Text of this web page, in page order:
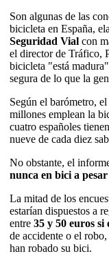
Son algunas de las
bicicleta en España,
Seguridad Vial con
el director de Tráfico,
bicicleta "está
segura de lo que la
Según el barómetro,
millones emplean la
cuatro españoles
nueve de cada diez
No obstante, el
nunca en bici a
La mitad de los
estarían dispuestos a
entre 35 y 50 euros si
de accidente o el
han robado su bici.